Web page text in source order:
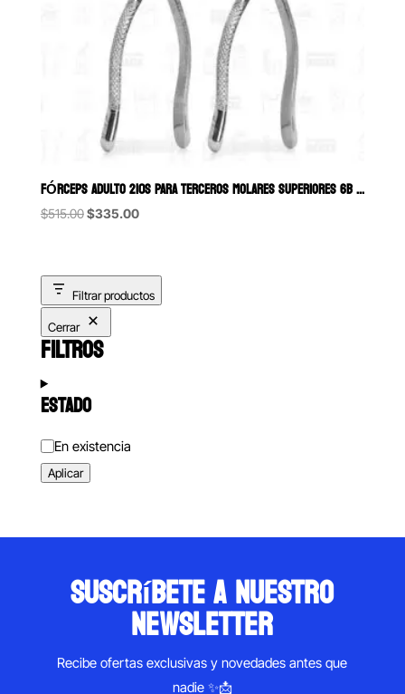
FÓRCEPS ADULTO 210S PARA TERCEROS MOLARES SUPERIORES 6B (097)
$515.00Original
$515.00.
$335.00Current
$335.00.
Filtrar productos
Cerrar
FILTROS
ESTADO
Estado
En existencia
Aplicar
suscríbete a nuestro
newsletter
Recibe ofertas exclusivas y novedades antes que
nadie ✨📩